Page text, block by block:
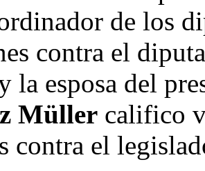
de los
contra el
la esposa del
Müller califico
contra el